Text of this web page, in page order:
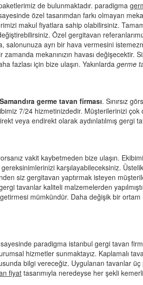
de bulunmaktadır. paradigma
özel tasarımdan farkı olmayan
makul fiyatlara sahip olabilirsiniz.
Özel gergitavan
salonunuza ayrı bir hava vermesini
mekanınızın havası değişecektir.
fazlası için bize ulaşın. Yakınlarda germe
germe tavan firması. Sınırsız
7/24 hizmetinizdedir. Müşterilerinizi
veya endirekt olarak aydınlatılmış gergi
vakit kaybetmeden bize ulaşın.
karşılayabileceksiniz. Üstelik
siz gergitavan yaptırmak isteyen
tavanlar kaliteli malzemelerden
mümkündür. Daha değişik bir
paradigma istanbul gergi tavan
hizmetler sunmaktayız. Kaplamalı
bilgi vereceğiz. Uygulanan tavanlar üç
fiyat tasarımıyla neredeyse her şekli